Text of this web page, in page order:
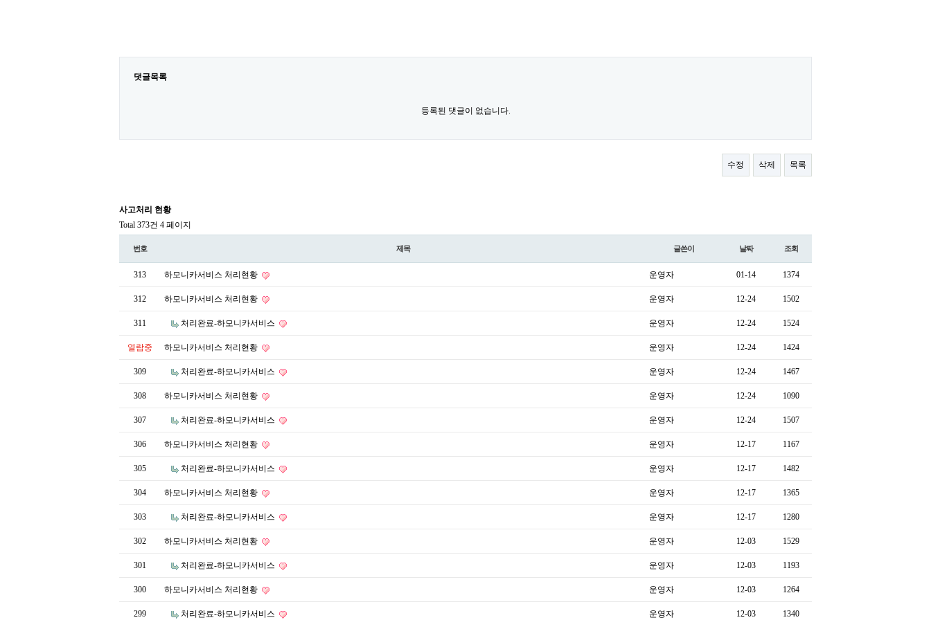
댓글목록
등록된 댓글이 없습니다.
수정 삭제 목록
사고처리 현황
Total 373건 4 페이지
번호 제목 글쓴이 날짜 조회
313 하모니카서비스 처리현황 운영자 01-14 1374
312 하모니카서비스 처리현황 운영자 12-24 1502
311 처리완료-하모니카서비스 운영자 12-24 1524
열람중 하모니카서비스 처리현황 운영자 12-24 1424
309 처리완료-하모니카서비스 운영자 12-24 1467
308 하모니카서비스 처리현황 운영자 12-24 1090
307 처리완료-하모니카서비스 운영자 12-24 1507
306 하모니카서비스 처리현황 운영자 12-17 1167
305 처리완료-하모니카서비스 운영자 12-17 1482
304 하모니카서비스 처리현황 운영자 12-17 1365
303 처리완료-하모니카서비스 운영자 12-17 1280
302 하모니카서비스 처리현황 운영자 12-03 1529
301 처리완료-하모니카서비스 운영자 12-03 1193
300 하모니카서비스 처리현황 운영자 12-03 1264
299 처리완료-하모니카서비스 운영자 12-03 1340